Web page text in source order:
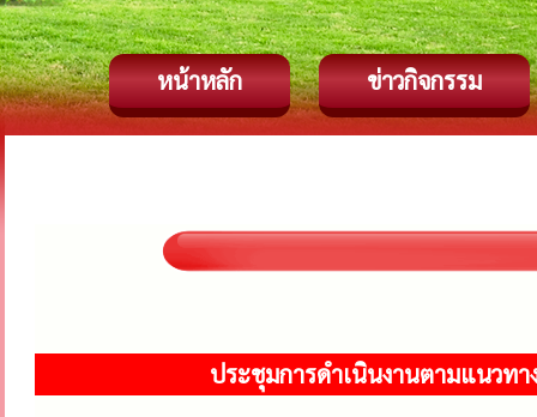
หน้าหลัก ข่าวกิจกรรม
ประชุมการดำเนินงานตามแนวท